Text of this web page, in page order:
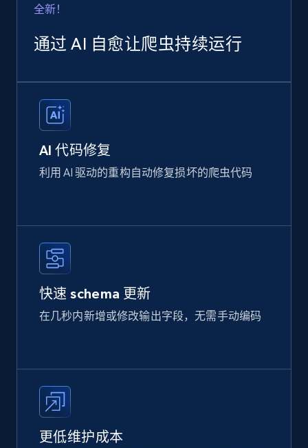
全新！
通过 AI 自愈让爬虫持续运行
AI 代码修复
利用 AI 驱动的重构自动修复损坏的爬虫代码
快速 schema 更新
在几秒内新增或修改输出字段，无需手动编码
更低维护成本